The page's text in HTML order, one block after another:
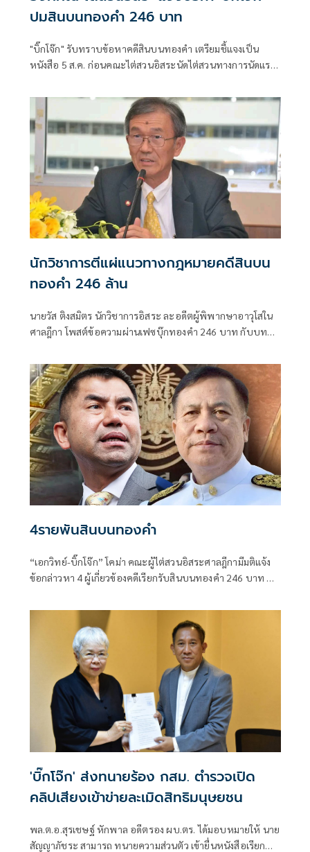
ปมสินบนทองคำ 246 บาท
"บิ๊กโจ๊ก" รับทราบข้อหาคดีสินบนทองคำ เตรียมชี้แจงเป็น
หนังสือ 5 ส.ค. ก่อนคณะไต่สวนอิสระนัดไต่สวนทางการนัดแรก
นักวิชาการตีแผ่แนวทางกฎหมายคดีสินบน
ทองคำ 246 ล้าน
นายวัส ติงสมิตร นักวิชาการอิสระ ละอดีตผู้พิพากษาอาวุโสใน
ศาลฎีกา โพสต์ข้อความผ่านเฟซบุ๊กทองคำ 246 บาท กับบท
เอง
4รายพันสินบนทองคำ
“เอกวิทย์-บิ๊กโจ๊ก” โคม่า คณะผู้ไต่สวนอิสระศาลฎีกามีมติแจ้ง
ข้อกล่าวหา 4 ผู้เกี่ยวข้องคดีเรียกรับสินบนทองคำ 246 บาท ล้ม
'บิ๊กโจ๊ก' ส่งทนายร้อง กสม. ตำรวจเปิด
คลิปเสียงเข้าข่ายละเมิดสิทธิมนุษยชน
พล.ต.อ.สุรเชษฐ์ หักพาล อดีตรอง ผบ.ตร. ได้มอบหมายให้ นาย
สัญญาภัชระ สามารถ ทนายความส่วนตัว เข้ายื่นหนังสือเรียก